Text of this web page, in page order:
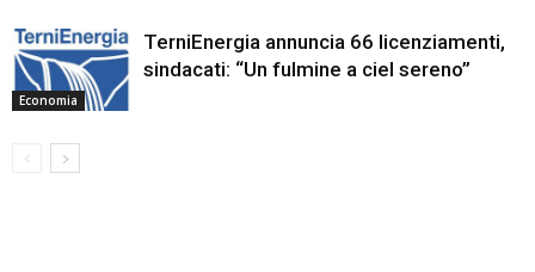
Economia
TerniEnergia annuncia 66 licenziamenti,
sindacati: “Un fulmine a ciel sereno”